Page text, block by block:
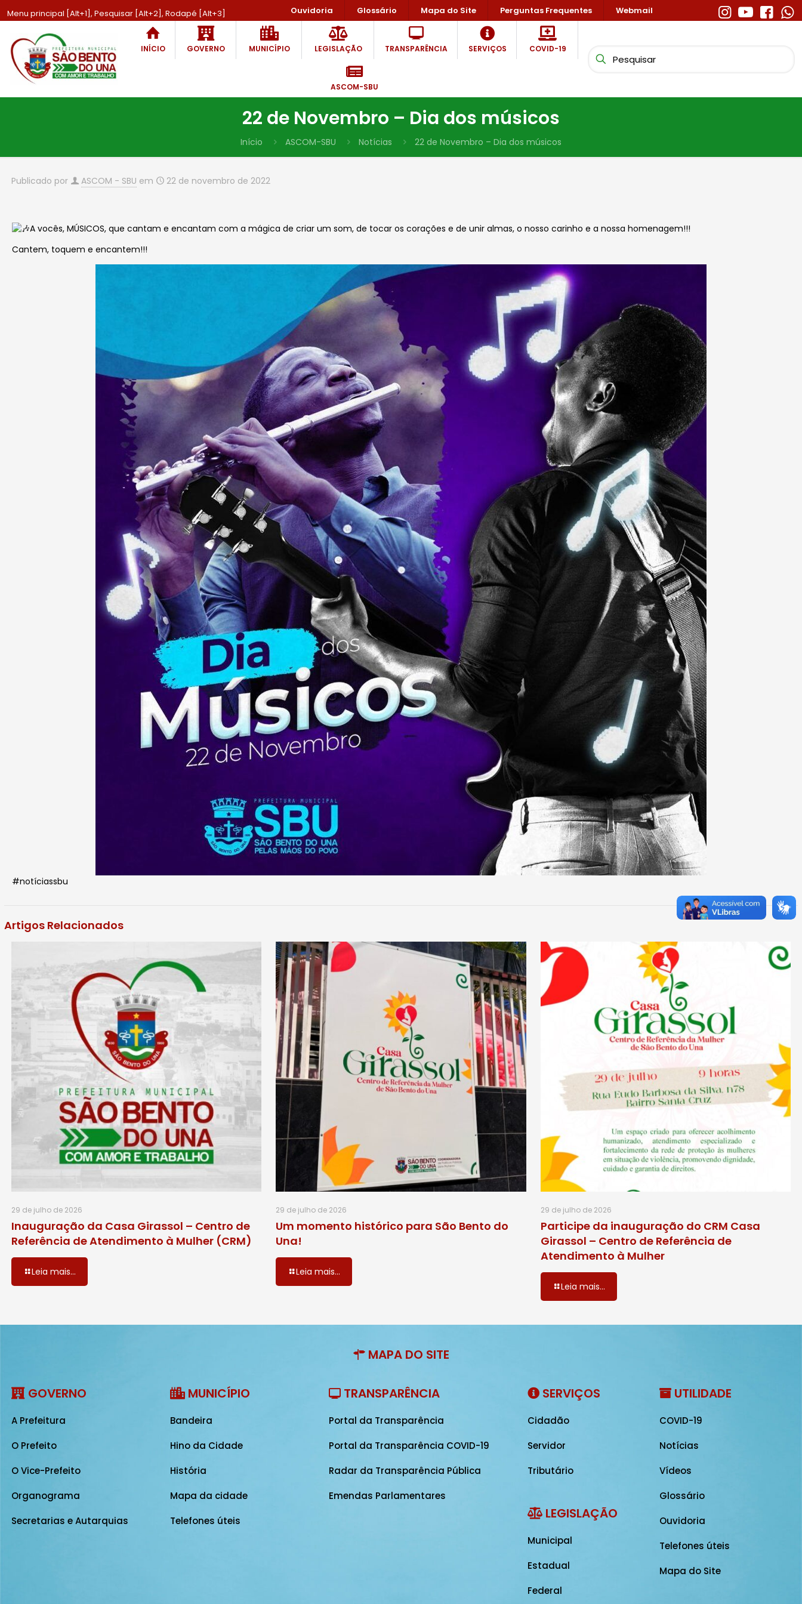
Menu principal [Alt+1], Pesquisar [Alt+2], Rodapé [Alt+3] Ouvidoria Glossário Mapa do Site Perguntas Frequentes Webmail
INÍCIO GOVERNO MUNICÍPIO LEGISLAÇÃO TRANSPARÊNCIA SERVIÇOS COVID-19
ASCOM-SBU
22 de Novembro – Dia dos músicos
Início ASCOM-SBU Notícias 22 de Novembro – Dia dos músicos
Publicado por ASCOM - SBU em 22 de novembro de 2022
A vocês, MÚSICOS, que cantam e encantam com a mágica de criar um som, de tocar os corações e de unir almas, o nosso carinho e a nossa homenagem!!!
Cantem, toquem e encantem!!!
#notíciassbu
Artigos Relacionados
29 de julho de 2026
Inauguração da Casa Girassol – Centro de
Referência de Atendimento à Mulher (CRM)
Leia mais...
29 de julho de 2026
Um momento histórico para São Bento do
Una!
Leia mais...
29 de julho de 2026
Participe da inauguração do CRM Casa
Girassol – Centro de Referência de
Atendimento à Mulher
Leia mais...
MAPA DO SITE
GOVERNO
A Prefeitura
O Prefeito
O Vice-Prefeito
Organograma
Secretarias e Autarquias
MUNICÍPIO
Bandeira
Hino da Cidade
História
Mapa da cidade
Telefones úteis
TRANSPARÊNCIA
Portal da Transparência
Portal da Transparência COVID-19
Radar da Transparência Pública
Emendas Parlamentares
SERVIÇOS
Cidadão
Servidor
Tributário
LEGISLAÇÃO
Municipal
Estadual
Federal
UTILIDADE
COVID-19
Notícias
Vídeos
Glossário
Ouvidoria
Telefones úteis
Mapa do Site